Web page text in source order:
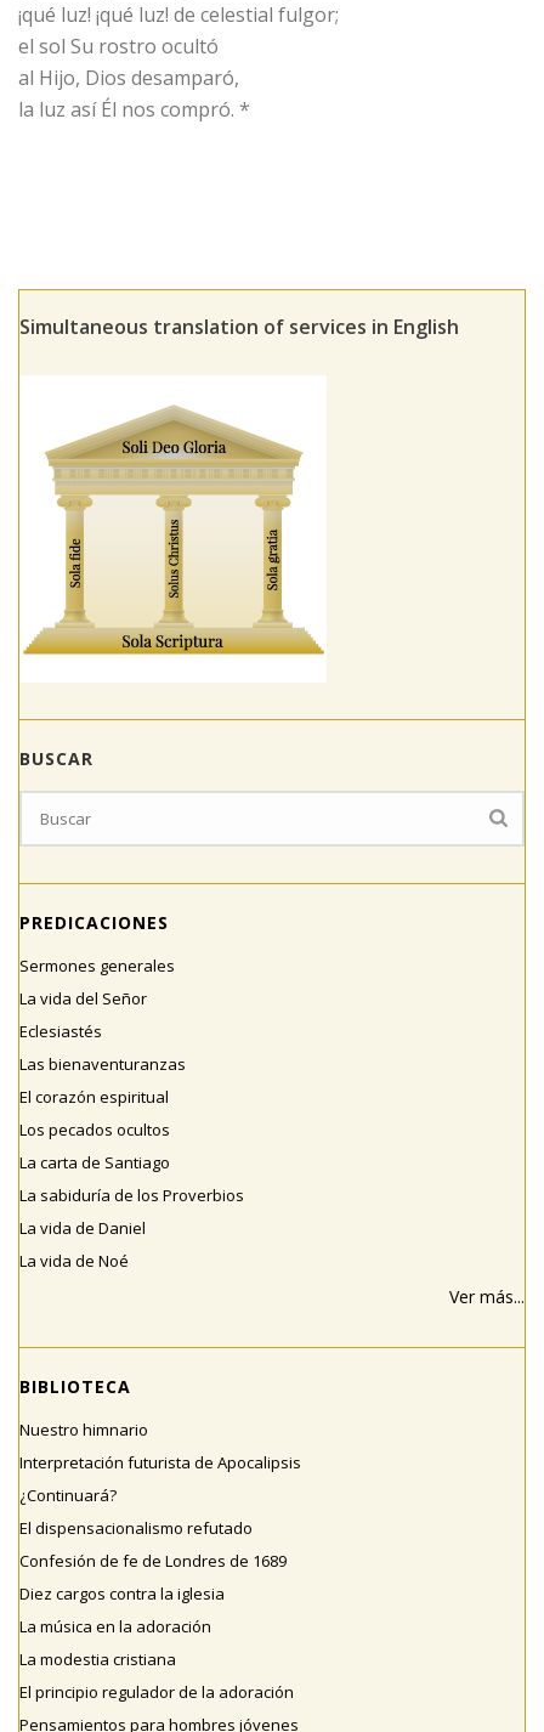
¡qué luz! ¡qué luz! de celestial fulgor;
el sol Su rostro ocultó
al Hijo, Dios desamparó,
la luz así Él nos compró. *
Simultaneous translation of services in English
BUSCAR
PREDICACIONES
Sermones generales
La vida del Señor
Eclesiastés
Las bienaventuranzas
El corazón espiritual
Los pecados ocultos
La carta de Santiago
La sabiduría de los Proverbios
La vida de Daniel
La vida de Noé
Ver más...
BIBLIOTECA
Nuestro himnario
Interpretación futurista de Apocalipsis
¿Continuará?
El dispensacionalismo refutado
Confesión de fe de Londres de 1689
Diez cargos contra la iglesia
La música en la adoración
La modestia cristiana
El principio regulador de la adoración
Pensamientos para hombres jóvenes